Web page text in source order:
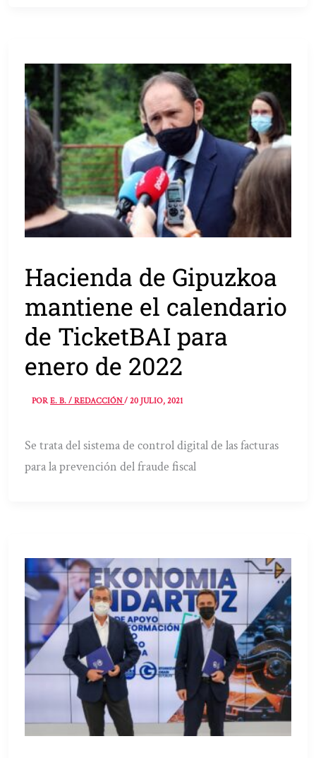
Hacienda de Gipuzkoa
mantiene el calendario
de TicketBAI para
enero de 2022
PORE. B. / REDACCIÓN/20 JULIO, 2021
Se trata del sistema de control digital de las facturas
para la prevención del fraude fiscal